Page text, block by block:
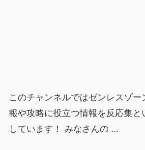
このチャンネルではゼンレスゾー
報や攻略に役立つ情報を反応集と
しています！ みなさんの ...